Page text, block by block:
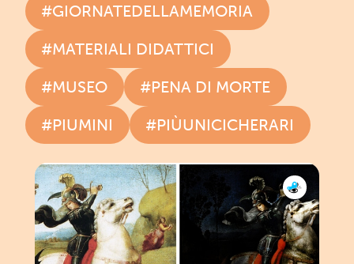
#GIORNATEDELLAMEMORIA
#MATERIALI DIDATTICI
#MUSEO
#PENA DI MORTE
#PIUMINI
#PIÙUNICICHERARI